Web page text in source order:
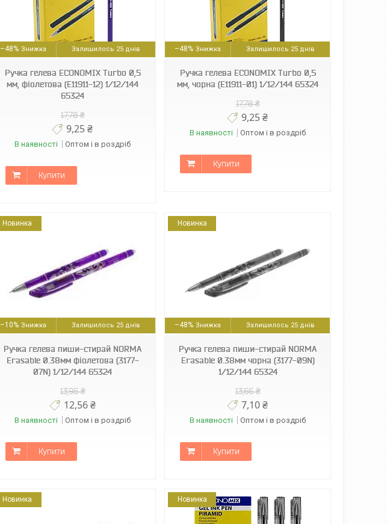
–48% Залишилось 25 днів
Ручка гелева ECONOMIX Turbo 0,5
мм, фіолетова (E11911-12) 1/12/144
65324
17,78 ₴
9,25 ₴
В наявності Оптом і в роздріб
Купити
404457211911701
–48% Залишилось 25 днів
Ручка гелева ECONOMIX Turbo 0,5
мм, чорна (E11911-01) 1/12/144 65324
17,78 ₴
9,25 ₴
В наявності Оптом і в роздріб
Купити
Новинка
–10% Залишилось 25 днів
Ручка гелева пиши-стирай NORMA
Erasable 0.38мм фіолетова (3177-
07N) 1/12/144 65324
13,96 ₴
12,56 ₴
В наявності Оптом і в роздріб
Купити
Новинка
–48% Залишилось 25 днів
Ручка гелева пиши-стирай NORMA
Erasable 0.38мм чорна (3177-09N)
1/12/144 65324
13,66 ₴
7,10 ₴
В наявності Оптом і в роздріб
Купити
Новинка Новинка